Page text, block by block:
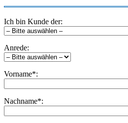
Ich bin Kunde der:
Anrede:
Vorname*:
Nachname*: